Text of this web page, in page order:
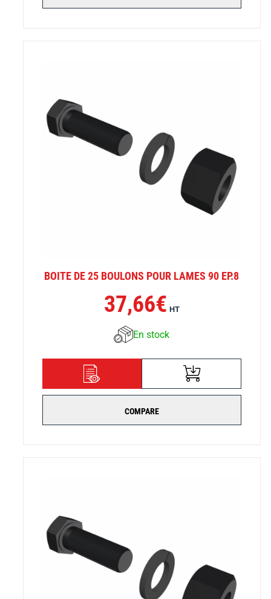
BOITE DE 25 BOULONS POUR LAMES 90 EP.8
37,66€ HT
En stock
COMPARE
AJOUTER AU
DÉTAILS